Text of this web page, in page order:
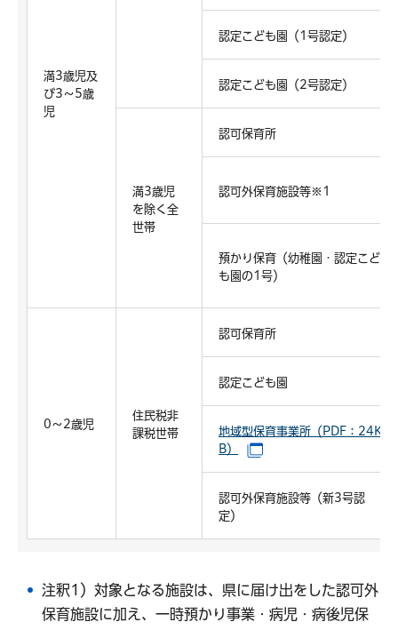
満3歳児及
び3～5歳
児
認定こども園（1号認定）
認定こども園（2号認定）
満3歳児
を除く全
世帯
認可保育所
認可外保育施設等※1
預かり保育（幼稚園・認定こど
も園の1号）
0～2歳児
住民税非
課税世帯
認可保育所
認定こども園
地域型保育事業所（PDF：24K
B）
認可外保育施設等（新3号認
定）
注釈1）対象となる施設は、県に届け出をした認可外
保育施設に加え、一時預かり事業・病児・病後児保